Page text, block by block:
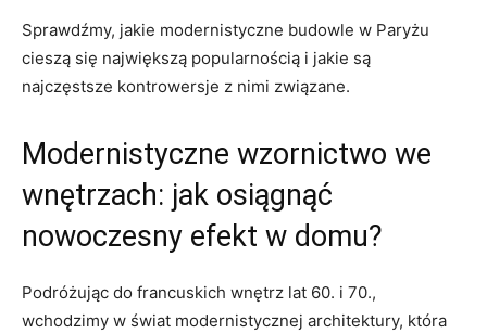
Sprawdźmy, jakie modernistyczne budowle w ⁢Paryżu
‍cieszą się największą‌ popularnością i ‌jakie są
najczęstsze ⁣kontrowersje z ​nimi związane.
Modernistyczne wzornictwo we
wnętrzach: jak osiągnąć
nowoczesny efekt w domu?
Podróżując do francuskich wnętrz lat 60. i 70.,
wchodzimy ⁢w świat ‍modernistycznej architektury, która